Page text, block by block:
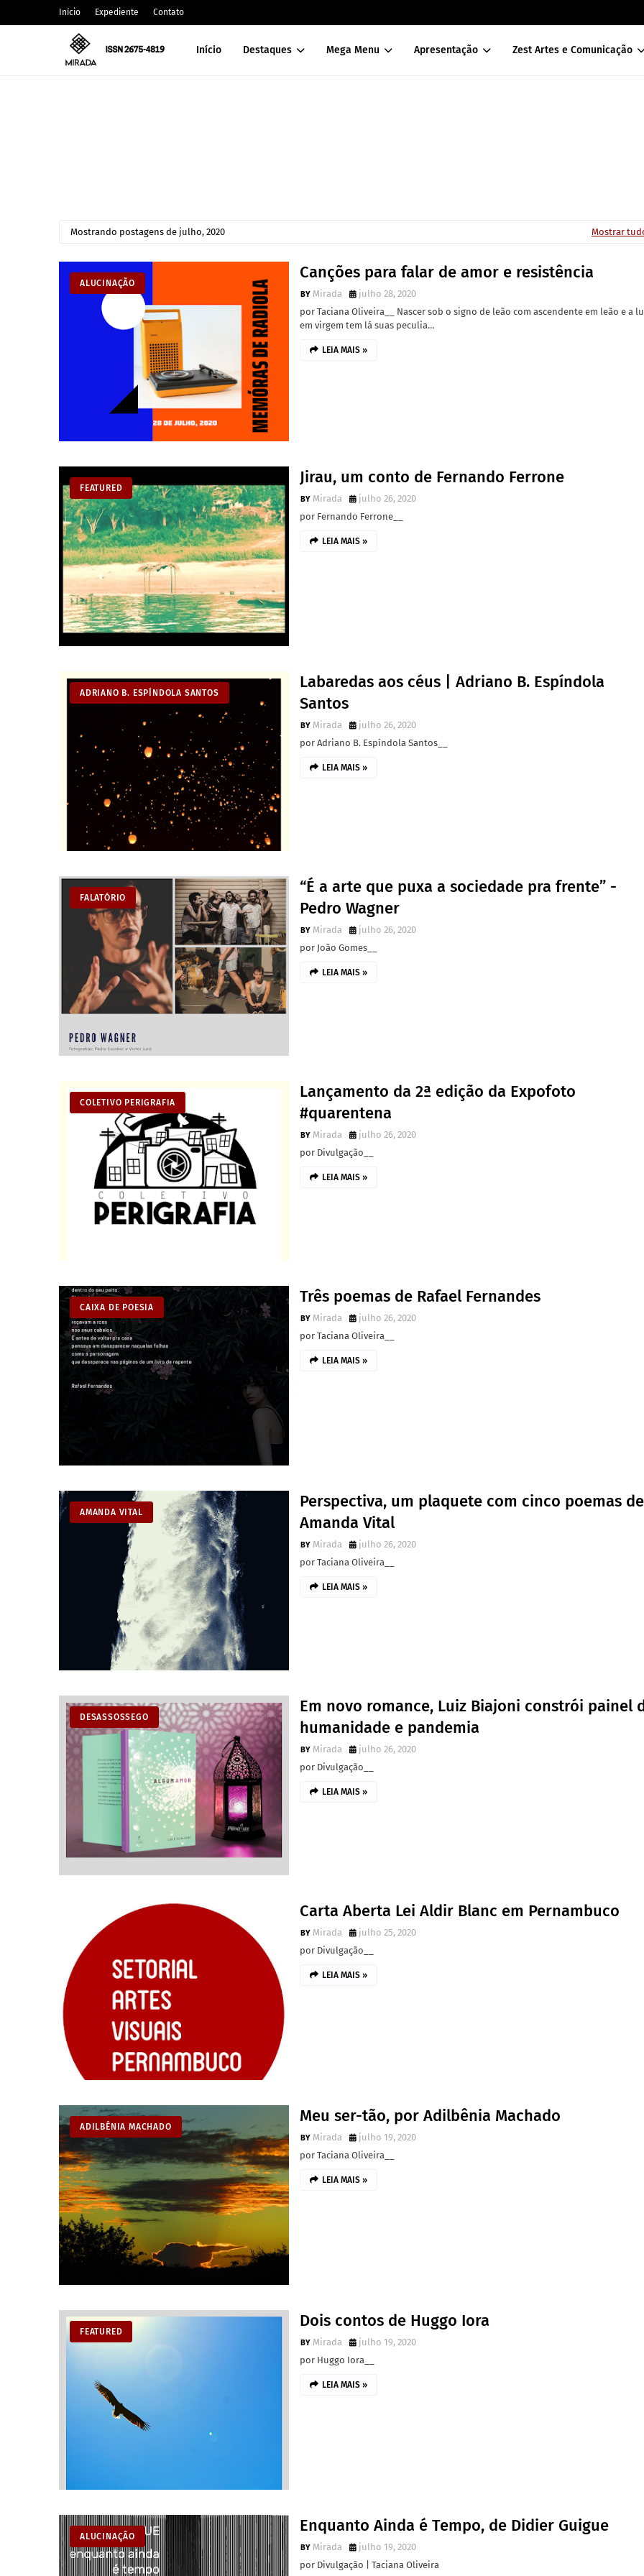
Início Expediente Contato
Início Destaques Mega Menu Apresentação Zest Artes e Comunicação
Mostrando postagens de julho, 2020 Mostrar
ALUCINAÇÃO
Canções para falar de amor e resistência
Mirada
julho 28, 2020
por Taciana Oliveira__ Nascer sob o signo de leão com ascendente em leão e a
em virgem tem lá suas peculia…
LEIA MAIS »
FEATURED
Jirau, um conto de Fernando Ferrone
Mirada
julho 26, 2020
por Fernando Ferrone__
LEIA MAIS »
ADRIANO B. ESPÍNDOLA SANTOS
Labaredas aos céus | Adriano B. Espíndola
Santos
Mirada
julho 26, 2020
por Adriano B. Espíndola Santos__
LEIA MAIS »
FALATÓRIO
“É a arte que puxa a sociedade pra frente” -
Pedro Wagner
Mirada
julho 26, 2020
por João Gomes__
LEIA MAIS »
COLETIVO PERIGRAFIA
Lançamento da 2ª edição da Expofoto
#quarentena
Mirada
julho 26, 2020
por Divulgação__
LEIA MAIS »
CAIXA DE POESIA
Três poemas de Rafael Fernandes
Mirada
julho 26, 2020
por Taciana Oliveira__
LEIA MAIS »
AMANDA VITAL
Perspectiva, um plaquete com cinco poemas de
Amanda Vital
Mirada
julho 26, 2020
por Taciana Oliveira__
LEIA MAIS »
DESASSOSSEGO
Em novo romance, Luiz Biajoni constrói painel
humanidade e pandemia
Mirada
julho 26, 2020
por Divulgação__
LEIA MAIS »
Carta Aberta Lei Aldir Blanc em Pernambuco
Mirada
julho 25, 2020
por Divulgação__
LEIA MAIS »
ADILBÊNIA MACHADO
Meu ser-tão, por Adilbênia Machado
Mirada
julho 19, 2020
por Taciana Oliveira__
LEIA MAIS »
FEATURED
Dois contos de Huggo Iora
Mirada
julho 19, 2020
por Huggo Iora__
LEIA MAIS »
ALUCINAÇÃO
Enquanto Ainda é Tempo, de Didier Guigue
Mirada
julho 19, 2020
por Divulgação | Taciana Oliveira